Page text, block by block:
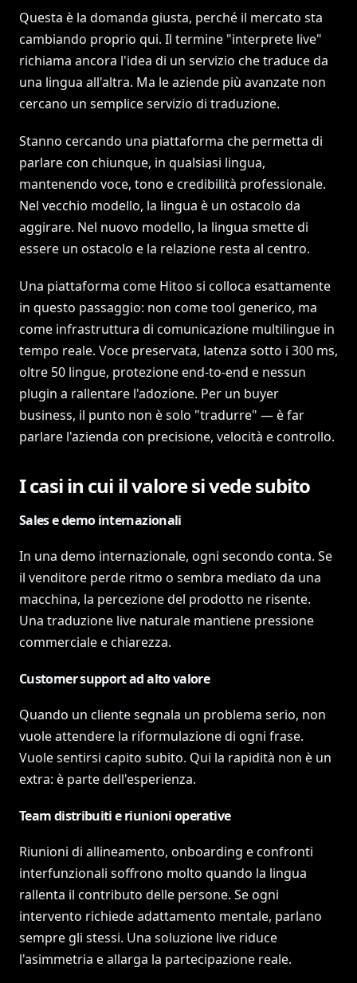
Questa è la domanda giusta, perché il mercato sta
cambiando proprio qui. Il termine "interprete live"
richiama ancora l'idea di un servizio che traduce da
una lingua all'altra. Ma le aziende più avanzate non
cercano un semplice servizio di traduzione.
Stanno cercando una piattaforma che permetta di
parlare con chiunque, in qualsiasi lingua,
mantenendo voce, tono e credibilità professionale.
Nel vecchio modello, la lingua è un ostacolo da
aggirare. Nel nuovo modello, la lingua smette di
essere un ostacolo e la relazione resta al centro.
Una piattaforma come Hitoo si colloca esattamente
in questo passaggio: non come tool generico, ma
come infrastruttura di comunicazione multilingue in
tempo reale. Voce preservata, latenza sotto i 300 ms,
oltre 50 lingue, protezione end-to-end e nessun
plugin a rallentare l'adozione. Per un buyer
business, il punto non è solo "tradurre" — è far
parlare l'azienda con precisione, velocità e controllo.
I casi in cui il valore si vede subito
Sales e demo internazionali
In una demo internazionale, ogni secondo conta. Se
il venditore perde ritmo o sembra mediato da una
macchina, la percezione del prodotto ne risente.
Una traduzione live naturale mantiene pressione
commerciale e chiarezza.
Customer support ad alto valore
Quando un cliente segnala un problema serio, non
vuole attendere la riformulazione di ogni frase.
Vuole sentirsi capito subito. Qui la rapidità non è un
extra: è parte dell'esperienza.
Team distribuiti e riunioni operative
Riunioni di allineamento, onboarding e confronti
interfunzionali soffrono molto quando la lingua
rallenta il contributo delle persone. Se ogni
intervento richiede adattamento mentale, parlano
sempre gli stessi. Una soluzione live riduce
l'asimmetria e allarga la partecipazione reale.